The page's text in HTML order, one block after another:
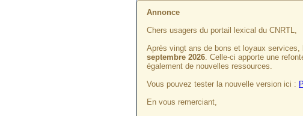
Annonce
Chers usagers du portail lexical du CNRTL,
Après vingt ans de bons et loyaux services,
septembre 2026. Celle-ci apporte une
également de nouvelles ressources.
Vous pouvez tester la nouvelle version ici :
En vous remerciant,